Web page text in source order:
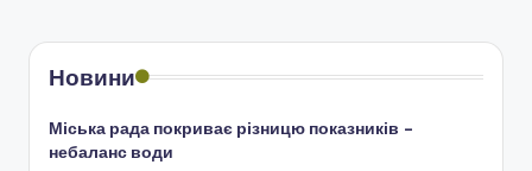
Новини
Міська рада покриває різницю показників –
небаланс води